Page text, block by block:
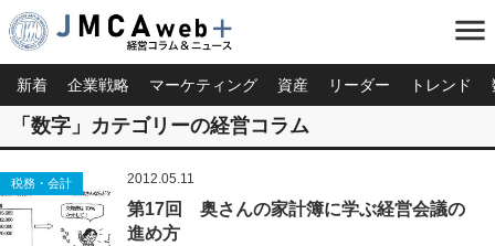
menu
新着 企業戦略 マーケティング 資産 リーダー トレンド
「数字」カテゴリーの経営コラム
税務・会計 2012.05.11
第17回 奥さんの家計簿に学ぶ経営会議の
進め方